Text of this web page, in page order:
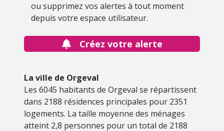
ou supprimez vos alertes à tout moment
depuis votre espace utilisateur.
Créez votre alerte
La ville de Orgeval
Les 6045 habitants de Orgeval se répartissent
dans 2188 résidences principales pour 2351
logements. La taille moyenne des ménages
atteint 2,8 personnes pour un total de 2188